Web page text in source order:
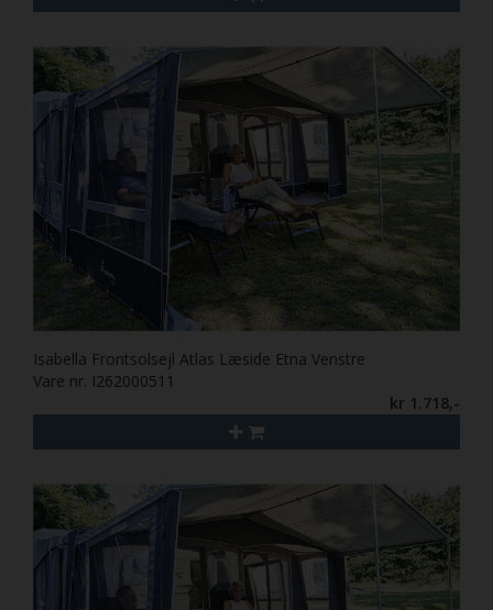
Isabella Frontsolsejl Atlas Læside Etna Venstre
Vare nr. I262000511
kr 1.718,-